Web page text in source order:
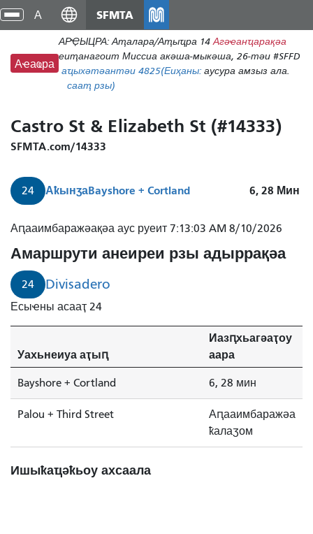
Аҵакы
хада
ахь
аиасра
SFMTA
Агәҽанҵарақәа
АРҾЫЦРА: Аҭалара/Аҭыҵра 14
еиҭанагоит Миссиа акәша-мыкәша, 26-тәи #SFFD
аусура амзыз ала.
(Еиҳаны:
25
аҵыхәтәантәи 48
сааҭ рзы)
Аҽаҩра
Castro St & Elizabeth St (#14333)
SFMTA.com/14333
24 АҟынӡаBayshore + Cortland 6, 28 Мин
Аԥааимбаражәақәа аус руеит 7:13:03 AM 8/10/2026
Амаршрути анеиреи рзы адыррақәа
24 Divisadero
Есыҽны асааҭ 24
Уахьнеиуа аҭыԥ
Иазԥхьагәаҭоу
аара
Bayshore + Cortland 6, 28 мин
Palou + Third Street
Аԥааимбаражәа
ҟалаӡом
Ишыҟаҵәҟьоу ахсаала